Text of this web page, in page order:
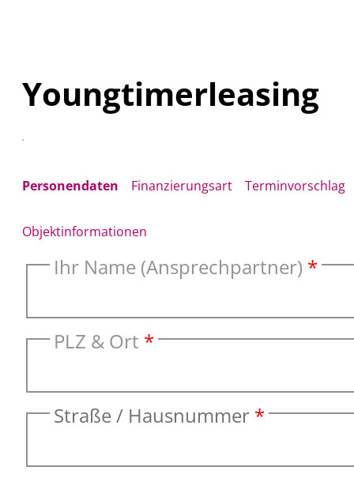
Youngtimerleasing
Personendaten Finanzierungsart Terminvorschlag
Objektinformationen
Ihr Name (Ansprechpartner) *
PLZ & Ort *
Straße / Hausnummer *